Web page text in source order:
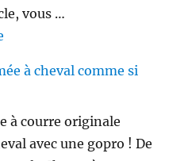
vous …
à cheval comme si
à courre originale
avec une gopro ! De